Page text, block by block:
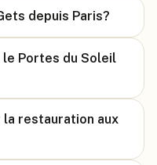
depuis Paris?
Portes du Soleil
restauration aux